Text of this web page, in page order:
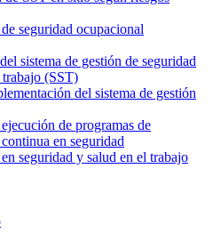
seguridad ocupacional
sistema de gestión de seguridad
(SST)
del sistema de gestión
de programas de
en seguridad
seguridad y salud en el trabajo